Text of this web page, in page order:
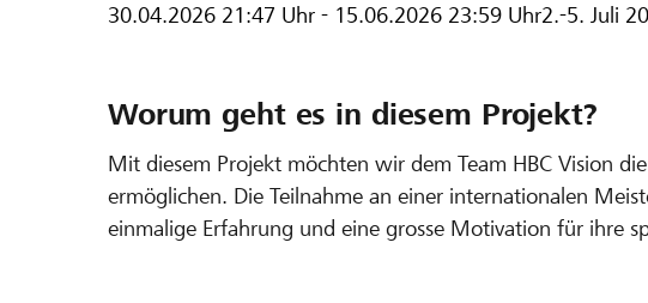
30.04.2026 21:47 Uhr - 15.06.2026 23:59 Uhr2.-5. Juli
Worum geht es in diesem Projekt?
Mit diesem Projekt möchten wir dem Team HBC Vision
ermöglichen. Die Teilnahme an einer internationalen
einmalige Erfahrung und eine grosse Motivation für ihre